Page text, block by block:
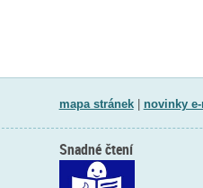
mapa stránek| novinky
Snadné čtení